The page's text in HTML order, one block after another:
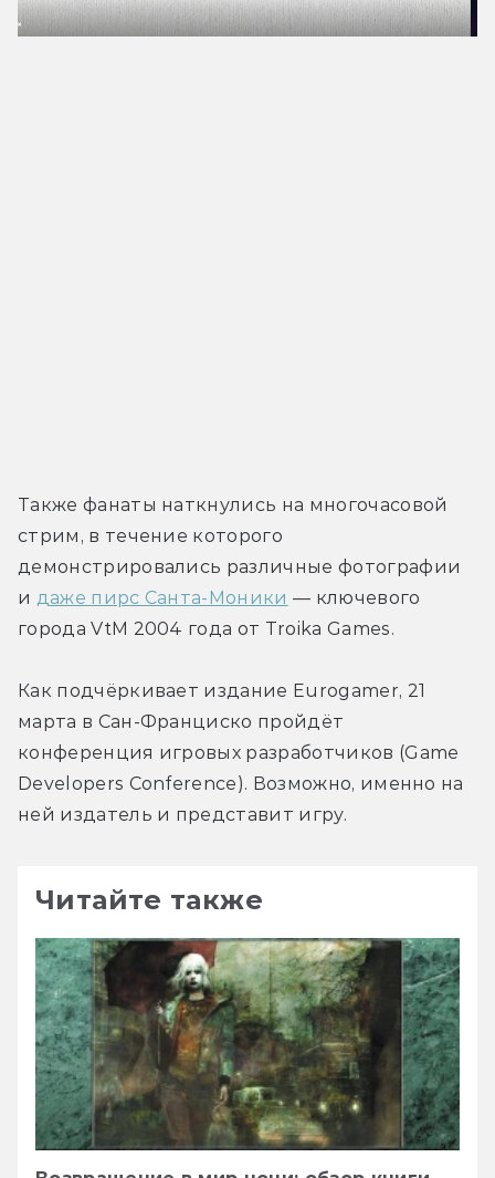
Также фанаты наткнулись на многочасовой
стрим, в течение которого
демонстрировались различные фотографии
и даже пирс Санта-Моники — ключевого
города VtM 2004 года от Troika Games.
Как подчёркивает издание Eurogamer, 21
марта в Сан-Франциско пройдёт
конференция игровых разработчиков (Game
Developers Conference). Возможно, именно на
ней издатель и представит игру.
Читайте также